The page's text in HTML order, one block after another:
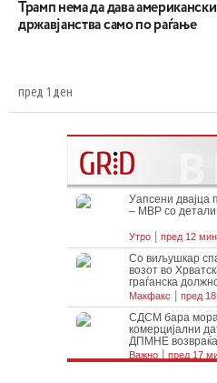
Трамп нема да дава американски
државјанства само по раѓање
пред 1 ден